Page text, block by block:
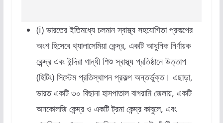
(i) ভারতের ইতিমধ্যে চলমান স্বাস্থ্য সহযোগিতা প্রকল্পের
অংশ হিসেবে থ্যালাসেমিয়া কেন্দ্র, একটি আধুনিক নির্ণায়ক
কেন্দ্র এবং ইন্দিরা গান্ধী শিশু স্বাস্থ্য প্রতিষ্ঠানে উত্তাপ
(হিটিং) সিস্টেম প্রতিস্থাপন প্রকল্প অন্তর্ভুক্ত। এছাড়া,
ভারত একটি ৩০ বিছানা হাসপাতাল বাগরামি জেলায়, একটি
অনকোলজি কেন্দ্র ও একটি ট্রমা কেন্দ্র কাবুলে, এবং